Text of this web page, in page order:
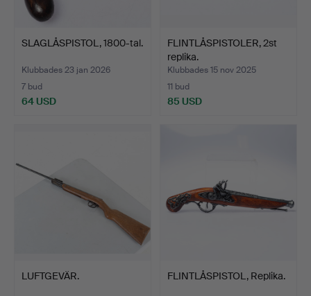
SLAGLÅSPISTOL, 1800-tal.
Klubbades 23 jan 2026
7 bud
64 USD
FLINTLÅSPISTOLER, 2st
replika.
Klubbades 15 nov 2025
11 bud
85 USD
LUFTGEVÄR. FLINTLÅSPISTOL, Replika.